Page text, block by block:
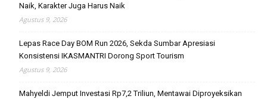
Naik, Karakter Juga Harus Naik
Agustus 9, 2026
Lepas Race Day BOM Run 2026, Sekda Sumbar Apresiasi
Konsistensi IKASMANTRI Dorong Sport Tourism
Agustus 9, 2026
Mahyeldi Jemput Investasi Rp7,2 Triliun, Mentawai Diproyeksikan